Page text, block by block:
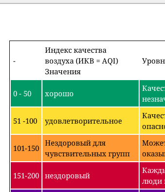
-
Индекс качества
воздуха (ИКВ = AQI)
Значения
0 - 50 хорошо
51 -100 удовлетворительное
101-150
Нездоровый для
чувствительных групп
151-200 нездоровый
люди